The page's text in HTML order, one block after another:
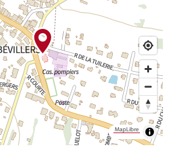
MapLibre